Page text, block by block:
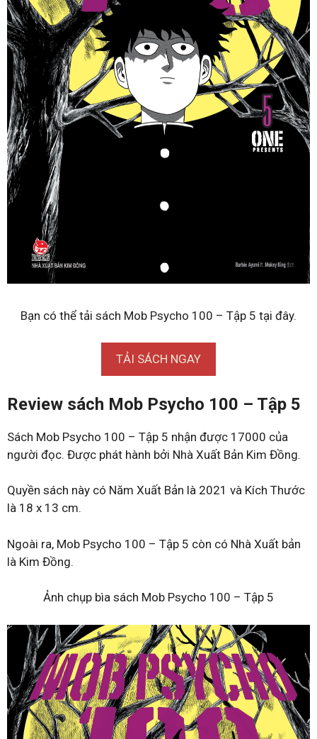
Bạn có thể tải sách Mob Psycho 100 – Tập 5 tại đây.
TẢI SÁCH NGAY
Review sách Mob Psycho 100 – Tập 5
Sách Mob Psycho 100 – Tập 5 nhận được 17000 của
người đọc. Được phát hành bởi Nhà Xuất Bản Kim Đồng.
Quyền sách này có Năm Xuất Bản là 2021 và Kích Thước
là 18 x 13 cm.
Ngoài ra, Mob Psycho 100 – Tập 5 còn có Nhà Xuất bản
là Kim Đồng.
Ảnh chụp bìa sách Mob Psycho 100 – Tập 5